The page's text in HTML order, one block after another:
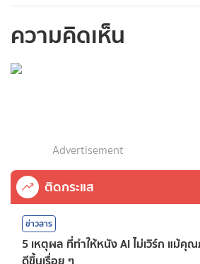
ความคิดเห็น
Advertisement
ติดกระแส
ข่าวสาร
5 เหตุผล ที่ทำให้หนัง AI ไม่เวิร์ก แม้คุ
ดีขึ้นเรื่อย ๆ